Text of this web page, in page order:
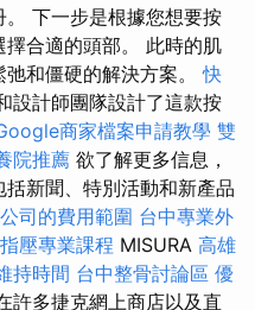
下一步是根據您想要按
合適的頭部。 此時的肌
弛和僵硬的解決方案。快
設計師團隊設計了這款按
商家檔案申請教學 雙
院推薦 欲了解更多信息，
新聞、特別活動和新產品
司的費用範圍 台中專業外
指壓專業課程 MISURA 高雄
持時間 台中整骨討論區 優
許多捷克網上商店以及直